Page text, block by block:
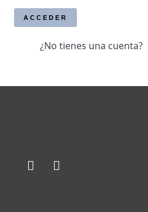
ACCEDER
¿No tienes una cuenta?